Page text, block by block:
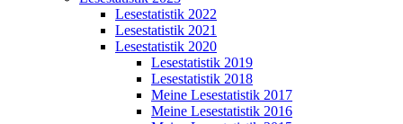
Lesestatistik 2022
Lesestatistik 2021
Lesestatistik 2020
Lesestatistik 2019
Lesestatistik 2018
Meine Lesestatistik 2017
Meine Lesestatistik 2016